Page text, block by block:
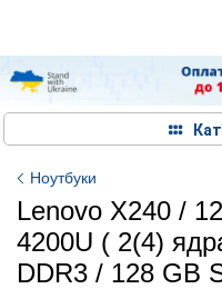
Ноутбуки
Lenovo X240 /
4200U ( 2(4)
DDR3 / 128 GB